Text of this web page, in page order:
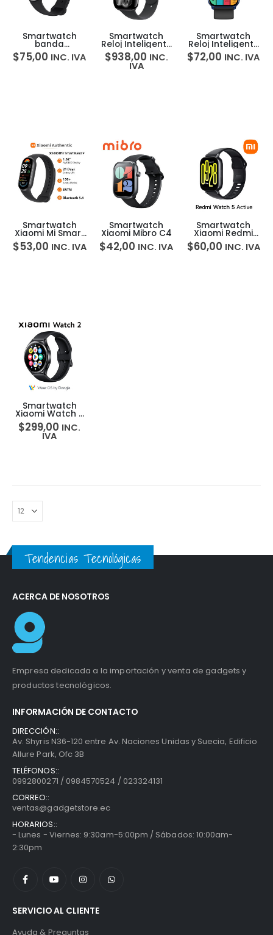
Smartwatch
banda
inteligente
Xiaomi Mi Smart
$75,00 INC. IVA
Smartwatch
Reloj Inteligente
Apple Watch 11
46mm GPS
$938,00 INC.
IVA
Smartwatch
Reloj Inteligente
Kieslect Calling
Ks Mini
$72,00 INC. IVA
Smartwatch
Xiaomi Mi Smart
Band 9
$53,00 INC. IVA
Smartwatch
Xiaomi Mibro C4
$42,00 INC. IVA
Smartwatch
Xiaomi Redmi
Watch 5 Active
$60,00 INC. IVA
Smartwatch
Xiaomi Watch 2
Wear OS
$299,00 INC.
IVA
Tendencias Tecnológicas
ACERCA DE NOSOTROS
Empresa dedicada a la importación y venta de gadgets y
productos tecnológicos.
INFORMACIÓN DE CONTACTO
DIRECCIÓN::
Av. Shyris N36-120 entre Av. Naciones Unidas y Suecia, Edificio
Allure Park, Ofc 3B
TELÉFONOS::
0992800271 / 0984570524 / 023324131
CORREO::
ventas@gadgetstore.ec
HORARIOS::
- Lunes - Viernes: 9:30am-5:00pm / Sábados: 10:00am-
2:30pm
SERVICIO AL CLIENTE
Ayuda & Preguntas